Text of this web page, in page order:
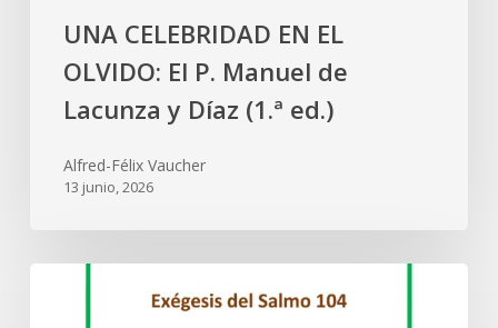
UNA CELEBRIDAD EN EL
OLVIDO: El P. Manuel de
Lacunza y Díaz (1.ª ed.)
Alfred-Félix Vaucher
13 junio, 2026